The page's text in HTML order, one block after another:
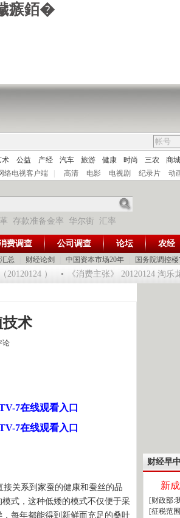
瘯銆�
术 公益 产经 汽车 旅游 健康 时尚 三农 商城
络电视客户端 | 高清 电影 电视剧 纪录片 动
存款准备金率 华尔街 汇率
总 财经论剑 中国资本市场20年 国务院调控
费调查 公司调查 论坛 农经
） 《消费主张》 20120124 淘乐
术
论
7在线观看入口
7在线观看入口
关系到家蚕的健康和蚕丝的品
式，这种低矮的模式不仅便于采
每年都能得到新鲜而充足的桑叶
财经早
新
[财政部:
[征税范